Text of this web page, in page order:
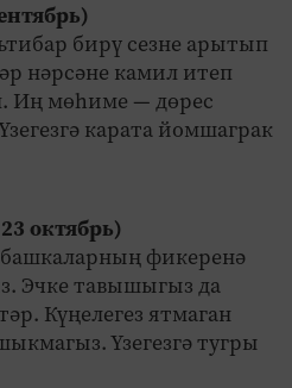
бирү сезне арытып
нәрсәне камил итеп
Иң мөһиме — дөрес
карата йомшаграк
октябрь)
фикеренә
Эчке тавышыгыз да
Күңелегез ятмаган
Үзегезгә тугры